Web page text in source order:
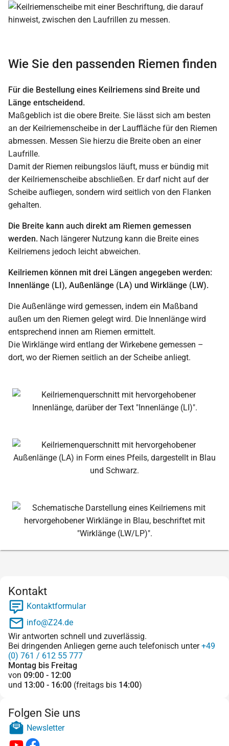
Wie Sie den passenden Riemen finden
Für die Bestellung eines Keilriemens sind Breite und
Länge entscheidend.
Maßgeblich ist die obere Breite. Sie lässt sich am besten
an der Keilriemenscheibe in der Lauffläche für den Riemen
abmessen. Messen Sie hierzu die Breite oben an einer
Laufrille.
Damit der Riemen reibungslos läuft, muss er bündig mit
der Keilriemenscheibe abschließen. Er darf nicht auf der
Scheibe aufliegen, sondern wird seitlich von den Flanken
gehalten.
Die Breite kann auch direkt am Riemen gemessen
werden. Nach längerer Nutzung kann die Breite eines
Keilriemens jedoch leicht abweichen.
Keilriemen können mit drei Längen angegeben werden:
Innenlänge (LI), Außenlänge (LA) und Wirklänge (LW).
Die Außenlänge wird gemessen, indem ein Maßband
außen um den Riemen gelegt wird. Die Innenlänge wird
entsprechend innen am Riemen ermittelt.
Die Wirklänge wird entlang der Wirkebene gemessen –
dort, wo der Riemen seitlich an der Scheibe anliegt.
Kontakt
Kontaktformular
info@Z24.de
Wir antworten schnell und zuverlässig.
Bei dringenden Anliegen gerne auch telefonisch unter+49
(0) 761 / 612 55 777
Montag bis Freitag
von 09:00 - 12:00
und 13:00 - 16:00 (freitags bis 14:00)
Folgen Sie uns
Newsletter